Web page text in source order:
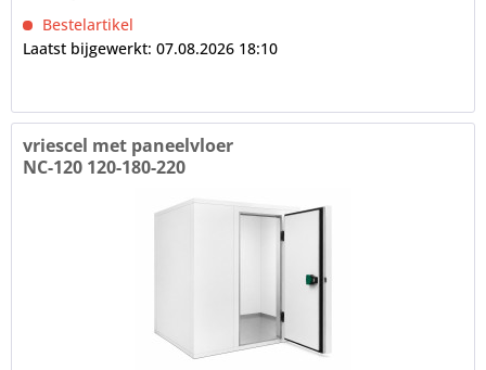
Bestelartikel
Laatst bijgewerkt: 07.08.2026 18:10
vriescel met paneelvloer
NC-120 120-180-220